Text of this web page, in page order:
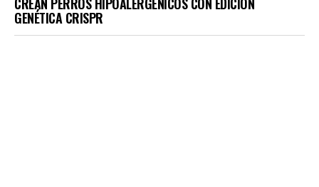
CREAN PERROS HIPOALERGÉNICOS CON EDICIÓN
GENÉTICA CRISPR